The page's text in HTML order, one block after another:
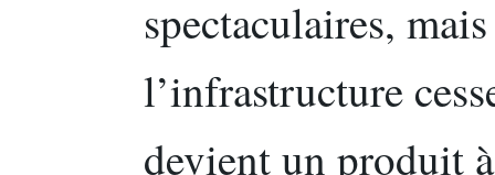
spectaculaires,
l’infrastructure
devient un produit